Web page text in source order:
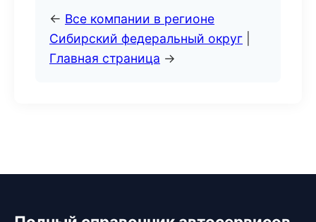
← Все компании в регионе
Сибирский федеральный округ
Главная страница →